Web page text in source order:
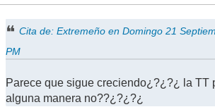
Cita de: Extremeño en Domingo 21
PM
Parece que sigue creciendo¿?¿?¿ la TT
alguna manera no??¿?¿?¿